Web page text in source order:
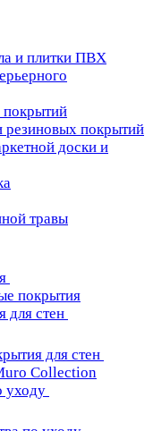
и плитки ПВХ
покрытий
резиновых покрытий
доски и
травы
покрытия
для стен
для стен
Collection
уходу